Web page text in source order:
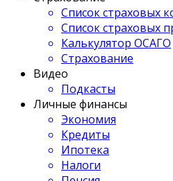
Список страховых
Список страховых
Калькулятор ОСАГО
Страхование
Видео
Подкасты
Личные финансы
Экономия
Кредиты
Ипотека
Налоги